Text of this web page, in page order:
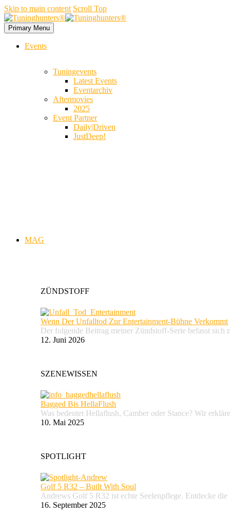
Skip to main content Scroll Top
Primary Menu
Events
Tuningevents
Latest Events
Eventarchiv
Aftermovies
2025
Event Partner
Daily|Driven
JustDeep!
MAG
ZÜNDSTOFF
Wenn Der Unfalltod Zur Entertainment-Bühne Verkommt
Der folgende Beitrag meiner Zündstoff-Serie befasst
12. Juni 2026
SZENEWISSEN
Bagged Bis HellaFlush
Was bedeutet Hellaflush, Camber oder Stance? Wir
10. Mai 2025
SPOTLIGHT
Golf 5 R32 – Built With Soul
Andrews Golf 5 R32 ist echte Seelenpflege. Entdecke
16. September 2025